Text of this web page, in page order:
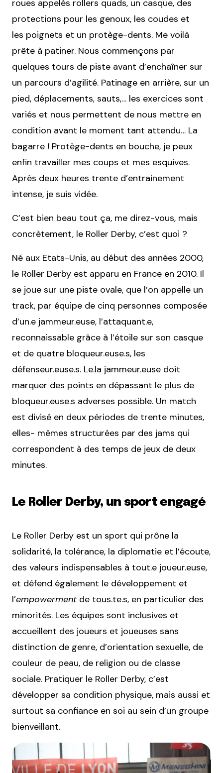
roues appelés rollers quads, un casque, des
protections pour les genoux, les coudes et
les poignets et un protège-dents. Me voilà
prête à patiner. Nous commençons par
quelques tours de piste avant d’enchaîner sur
un parcours d’agilité. Patinage en arrière, sur un
pied, déplacements, sauts,… les exercices sont
variés et nous permettent de nous mettre en
condition avant le moment tant attendu… La
bagarre ! Protège-dents en bouche, je peux
enfin travailler mes coups et mes esquives.
Après deux heures trente d’entrainement
intense, je suis vidée.
C’est bien beau tout ça, me direz-vous, mais
concrètement, le Roller Derby, c’est quoi ?
Né aux Etats-Unis, au début des années 2000,
le Roller Derby est apparu en France en 2010. Il
se joue sur une piste ovale, que l’on appelle un
track, par équipe de cinq personnes composée
d’un.e jammeur.euse, l’attaquant.e,
reconnaissable grâce à l’étoile sur son casque
et de quatre bloqueur.euse.s, les
défenseur.euse.s. Le.la jammeur.euse doit
marquer des points en dépassant le plus de
bloqueur.euse.s adverses possible. Un match
est divisé en deux périodes de trente minutes,
elles- mêmes structurées par des jams qui
correspondent à des temps de jeux de deux
minutes.
Le Roller Derby, un sport engagé
Le Roller Derby est un sport qui prône la
solidarité, la tolérance, la diplomatie et l’écoute,
des valeurs indispensables à tout.e joueur.euse,
et défend également le développement et
l’empowerment de tous.te.s, en particulier des
minorités. Les équipes sont inclusives et
accueillent des joueurs et joueuses sans
distinction de genre, d’orientation sexuelle, de
couleur de peau, de religion ou de classe
sociale. Pratiquer le Roller Derby, c’est
développer sa condition physique, mais aussi et
surtout sa confiance en soi au sein d’un groupe
bienveillant.